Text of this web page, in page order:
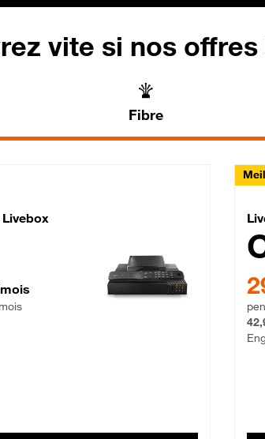
vite si nos
Fibre
Livebox Lite
Livebox
, Engagement 12 mois